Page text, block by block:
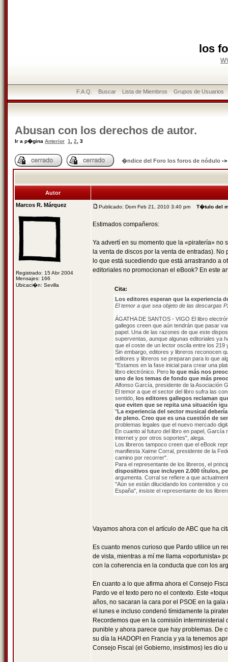
los
F.A.Q. Buscar Lista de Miembros Grupos de Usuarios
Abusan con los derechos de autor.
Ir a p�gina Anterior 1 2 3
�ndice del Foro los foros de nódulo ->
Autor
Marcos R. Márquez
Registrado: 15 Abr 2004
Mensajes: 166
Ubicaci�n: Sevilla
Publicado: Dom Feb 21, 2010 3:40 pm T�tulo del
Estimados compañeros:
Ya advertí en su momento que la «piratería» no
la venta de discos por la venta de entradas).
lo que está sucediendo que está arrastrando a
editoriales no promocionan el eBook? En este
Cita:
Los editores esperan que la experiencia
El temor a que sea objeto de las descargas
ÁGATHA DE SANTOS - VIGO El libro
gallegos creen que aún tendrán que pasar
papel. Una de las razones de que este
superventas, aunque algunas editoriales ya
que el coste de un lector oscila entre los 219
Sin embargo, editores y libreros reconocen
editores y libreros se preparan para lo que
"Estamos en la fase inicial para crear una
libro electrónico. Pero lo que más nos
uno de los temas de fondo que más
Alfonso García, presidente de la Asociación
El temor a que el sector del libro sufra las
sentido, los editores gallegos reclaman
que eviten que se repita una situación
"La experiencia del sector musical
de pleno. Creo que es una cuestión de
problemas legales que el nuevo mercado
En cuanto al futuro del libro en papel,
internet y por otros soportes", alega.
Los libreros tampoco creen que el eBook
manifiesta Xaime Corral, presidente de la
camino por recorrer".
Para el representante de los libreros, el
dispositivos que incluyen 2.000 títulos,
argumenta. Corral se refiere a que
"Aún se están dilucidando los contenidos y
España", insiste el representante de los
Vayamos ahora con el artículo de ABC que ha
Es cuanto menos curioso que Pardo utilice un
de vista, mientras a mí me llama «oportunista»
con la coherencia en la conducta que con los
En cuanto a lo que afirma ahora el Consejo
Pardo ve el texto pero no el contexto. Este
años, no sacaran la cara por el PSOE en la
el lunes e incluso condenó tímidamente la
Recordemos que en la comisión
punible y ahora parece que hay problemas. De
su día la HADOPI en Francia y ya la tenemos
Consejo Fiscal (el Gobierno, insistimos) les dio